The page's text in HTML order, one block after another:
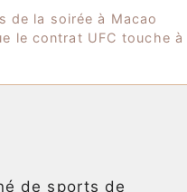
de la soirée à Macao
le contrat UFC touche à
de sports de